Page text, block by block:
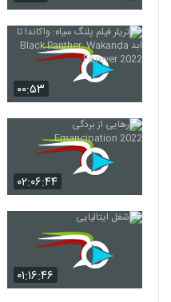
۰۰:۵۳
۰۲:۰۶:۴۴
۰۱:۱۶:۴۶